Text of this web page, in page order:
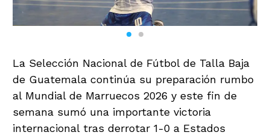
La Selección Nacional de Fútbol de Talla Baja
de Guatemala continúa su preparación rumbo
al Mundial de Marruecos 2026 y este fin de
semana sumó una importante victoria
internacional tras derrotar 1-0 a Estados